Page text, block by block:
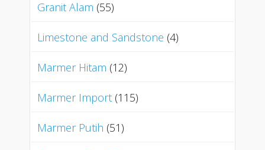
Granit Alam (55)
Limestone and Sandstone (4)
Marmer Hitam (12)
Marmer Import (115)
Marmer Putih (51)